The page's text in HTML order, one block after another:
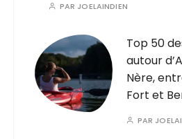
PAR JOELAINDIEN
Top 50
autour
Nère,
Fort et
PAR